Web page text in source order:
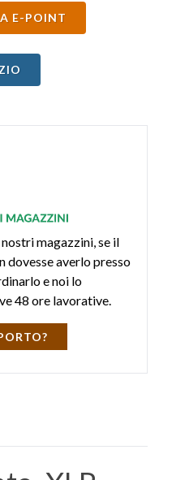
E-POINT
magazzini, se il
dovesse averlo presso
e noi lo
48 ore lavorative.